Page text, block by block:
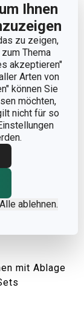
Ihnen
zu zeigen,
Thema
akzeptieren"
Arten von
können Sie
möchten,
nicht für so
Alle ablehnen.
mit Ablage